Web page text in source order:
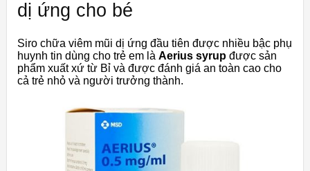
dị ứng cho bé
Siro chữa viêm mũi dị ứng đầu tiên được nhiều bậc phụ
huynh tin dùng cho trẻ em là Aerius syrup được sản
phẩm xuất xứ từ Bỉ và được đánh giá an toàn cao cho
cả trẻ nhỏ và người trưởng thành.